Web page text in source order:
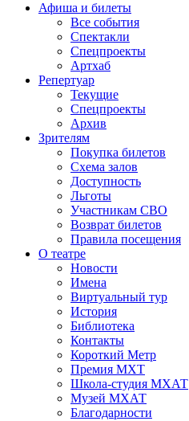
Афиша и билеты
Все события
Спектакли
Спецпроекты
Артхаб
Репертуар
Текущие
Спецпроекты
Архив
Зрителям
Покупка билетов
Схема залов
Доступность
Льготы
Участникам СВО
Возврат билетов
Правила посещения
О театре
Новости
Имена
Виртуальный тур
История
Библиотека
Контакты
Короткий Метр
Премия МХТ
Школа-студия МХАТ
Музей МХАТ
Благодарности